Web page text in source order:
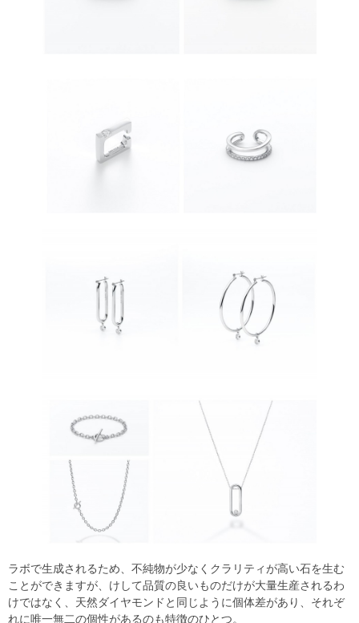
ラボで生成されるため、不純物が少なくクラリティが高い石を生む
ことができますが、けして品質の良いものだけが大量生産されるわ
けではなく、天然ダイヤモンドと同じように個体差があり、それぞ
れに唯一無二の個性があるのも特徴のひとつ。